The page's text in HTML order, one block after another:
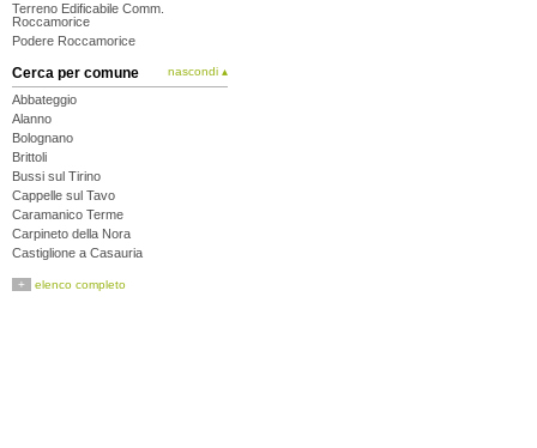
Terreno Edificabile Comm.
Roccamorice
Podere Roccamorice
Cerca per comune nascondi ▴
Abbateggio
Alanno
Bolognano
Brittoli
Bussi sul Tirino
Cappelle sul Tavo
Caramanico Terme
Carpineto della Nora
Castiglione a Casauria
Cepagatti
+ elenco completo